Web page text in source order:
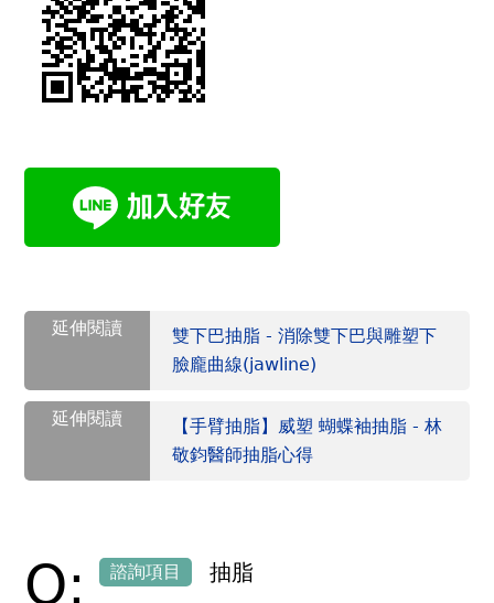
延伸閱讀
雙下巴抽脂 - 消除雙下巴與雕塑下
臉龐曲線(jawline)
延伸閱讀
【手臂抽脂】威塑 蝴蝶袖抽脂 - 林
敬鈞醫師抽脂心得
Q: 諮詢項目 抽脂